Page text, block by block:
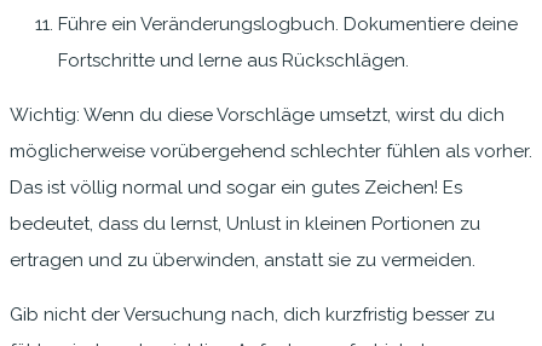
Führe ein Veränderungslogbuch. Dokumentiere deine
Fortschritte und lerne aus Rückschlägen.
Wichtig: Wenn du diese Vorschläge umsetzt, wirst du dich
möglicherweise vorübergehend schlechter fühlen als vorher.
Das ist völlig normal und sogar ein gutes Zeichen! Es
bedeutet, dass du lernst, Unlust in kleinen Portionen zu
ertragen und zu überwinden, anstatt sie zu vermeiden.
Gib nicht der Versuchung nach, dich kurzfristig besser zu